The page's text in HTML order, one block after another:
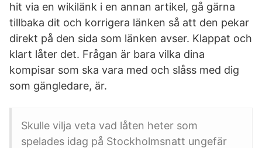
hit via en wikilänk i en annan artikel, gå gärna
tillbaka dit och korrigera länken så att den pekar
direkt på den sida som länken avser. Klappat och
klart låter det. Frågan är bara vilka dina
kompisar som ska vara med och slåss med dig
som gängledare, är.
Skulle vilja veta vad låten heter som
spelades idag på Stockholmsnatt ungefär